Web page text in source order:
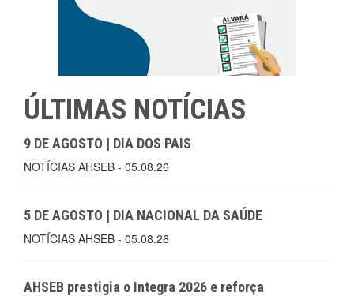
ÚLTIMAS NOTÍCIAS
9 DE AGOSTO | DIA DOS PAIS
NOTÍCIAS AHSEB - 05.08.26
5 DE AGOSTO | DIA NACIONAL DA SAÚDE
NOTÍCIAS AHSEB - 05.08.26
AHSEB prestigia o Integra 2026 e reforça